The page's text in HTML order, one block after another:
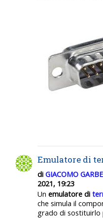
Emulatore di
di GIACOMO
2021, 19:23
Un emulatore di
che simula il
grado di